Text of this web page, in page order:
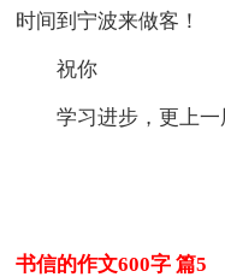
时间到宁波来做客！
祝你
学习进步，更上一
书信的作文600字 篇5